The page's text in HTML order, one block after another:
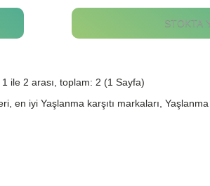
STOKTA
ile 2 arası, toplam: 2 (1 Sayfa)
en iyi Yaşlanma karşıtı markaları,